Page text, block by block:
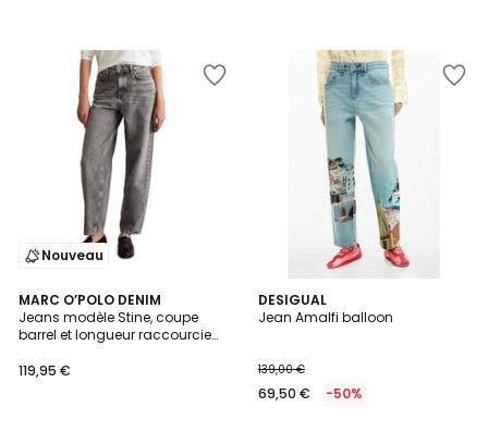
Nouveau
MARC O’POLO DENIM
Jeans modèle Stine, coupe
barrel et longueur raccourcie
119,95 €
DESIGUAL
Jean Amalfi balloon
139,00 €
69,50 € -50%